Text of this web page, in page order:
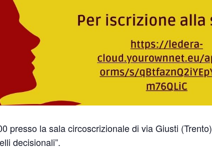
presso la sala circoscrizionale di via Giusti (Trento)
decisionali”.